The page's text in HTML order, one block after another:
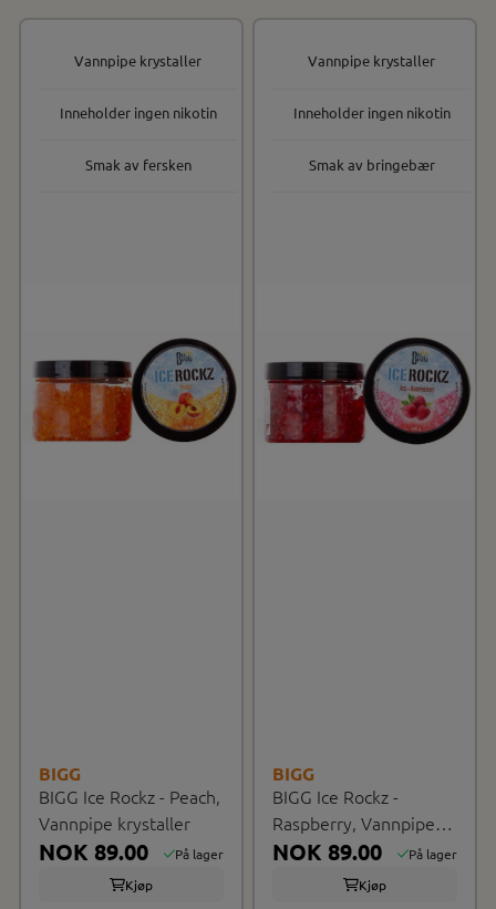
BIGG
BIGG Ice Rockz - Peach,
Vannpipe krystaller
NOK 89.00
På lager
Kjøp
Vannpipe krystaller
Inneholder ingen nikotin
Smak av fersken
BIGG
BIGG Ice Rockz -
Raspberry, Vannpipe
krystaller
NOK 89.00
På lager
Kjøp
Vannpipe krystaller
Inneholder ingen nikotin
Smak av bringebær